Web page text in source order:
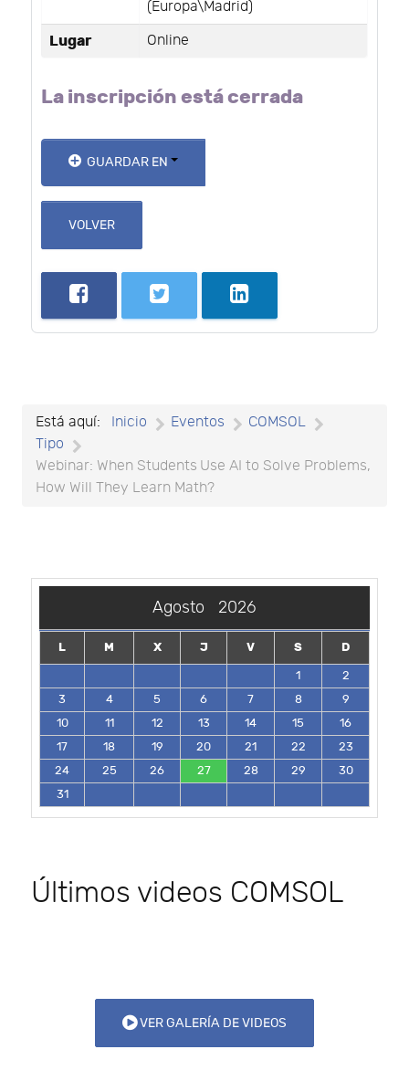
(Europa\Madrid)
Lugar Online
La inscripción está cerrada
GUARDAR EN
VOLVER
Está aquí: Inicio Eventos
COMSOL
Tipo
Webinar: When Students Use AI to Solve Problems,
How Will They Learn Math?
Agosto 2026
L M X J V S
D
1
2
3
4 5 6 7 8
9
10
11 12 13 14 15
16
17
18 19 20 21 22
23
24
25 26 27 28 29
30
31
Últimos videos COMSOL
VER GALERÍA DE VIDEOS